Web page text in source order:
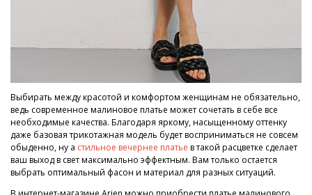
Выбирать между красотой и комфортом женщинам не обязательно,
ведь современное малиновое платье может сочетать в себе все
необходимые качества. Благодаря яркому, насыщенному оттенку
даже базовая трикотажная модель будет восприниматься не совсем
обыденно, ну а стильное вечернее платье в такой расцветке сделает
ваш выход в свет максимально эффектным. Вам только остается
выбрать оптимальный фасон и материал для разных ситуаций.